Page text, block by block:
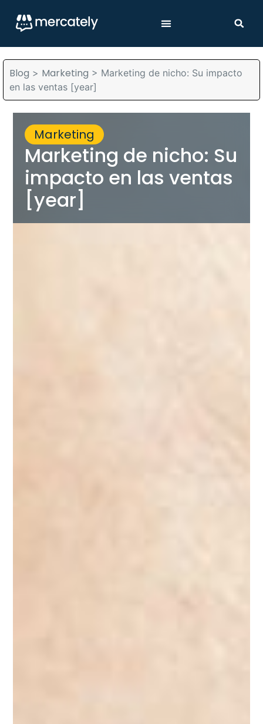
Blog > Marketing > Marketing de nicho: Su impacto
en las ventas [year]
Marketing
Marketing de nicho: Su
impacto en las ventas
[year]